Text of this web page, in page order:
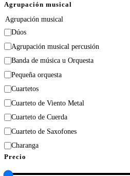
Agrupación musical
Agrupación musical
Dúos
Agrupación musical percusión
Banda de música u Orquesta
Pequeña orquesta
Cuartetos
Cuarteto de Viento Metal
Cuarteto de Cuerda
Cuarteto de Saxofones
Charanga
Precio